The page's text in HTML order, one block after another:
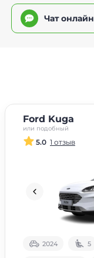
Чат онлайн
Ford Kuga
или подобный
5.0 1 отзыв
2024 5